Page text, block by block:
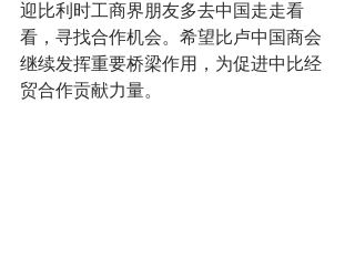
迎比利时工商界朋友多去中国走走看
看，寻找合作机会。希望比卢中国商会
继续发挥重要桥梁作用，为促进中比经
贸合作贡献力量。